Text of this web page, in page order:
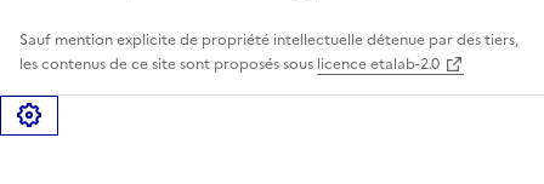
Sauf mention explicite de propriété intellectuelle détenue par des tiers,
les contenus de ce site sont proposés sous licence etalab-2.0
Gérer les cookies